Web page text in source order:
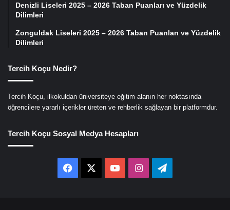
Denizli Liseleri 2025 – 2026 Taban Puanları ve Yüzdelik
Dilimleri
Zonguldak Liseleri 2025 – 2026 Taban Puanları ve Yüzdelik
Dilimleri
Tercih Koçu Nedir?
Tercih Koçu, ilkokuldan üniversiteye eğitim alanın her noktasında
öğrencilere yararlı içerikler üreten ve rehberlik sağlayan bir platformdur.
Tercih Koçu Sosyal Medya Hesapları
Facebook YouTubeInstagramTelegram